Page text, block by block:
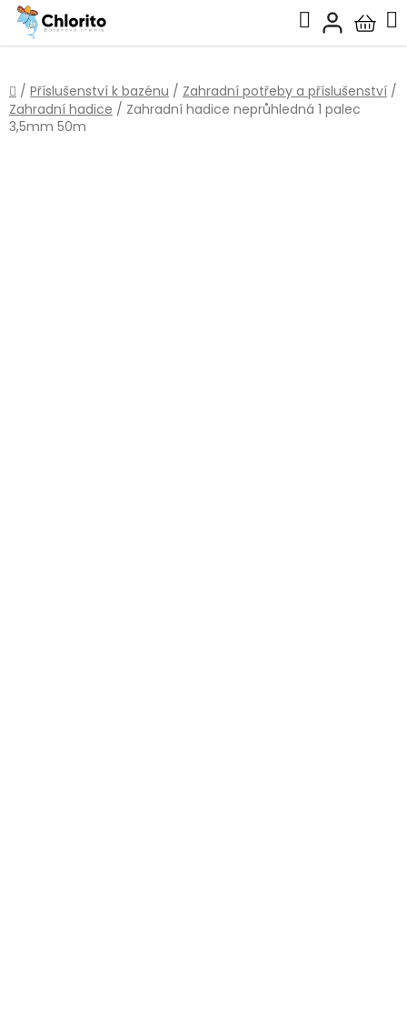
Přejít
obsah
Hledat
košík
Domů
/ Příslušenství k bazénu / Zahradní potřeby a příslušenství /
Zahradní hadice / Zahradní hadice neprůhledná 1 palec
3,5mm 50m